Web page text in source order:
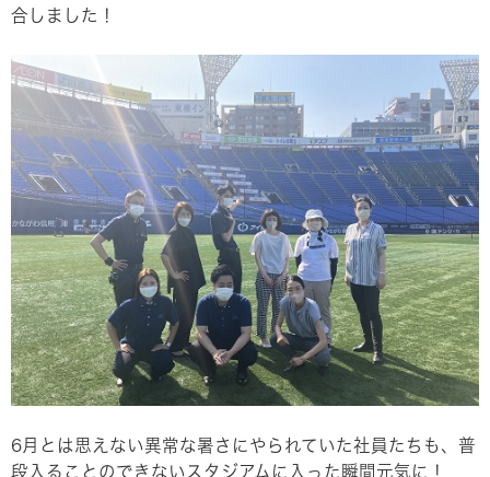
合しました！
6月とは思えない異常な暑さにやられていた社員たちも、普
段入ることのできないスタジアムに入った瞬間元気に！